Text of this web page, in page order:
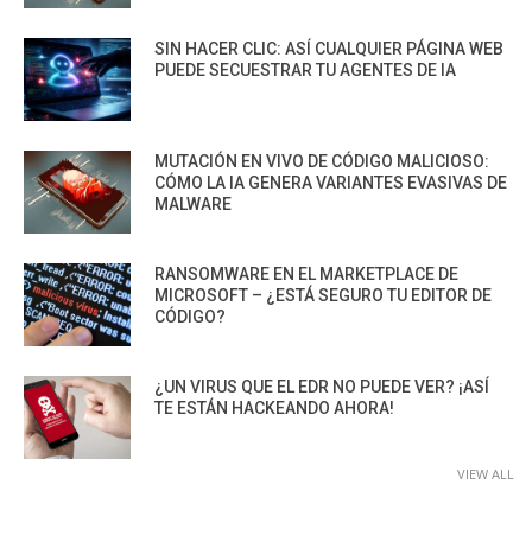
SIN HACER CLIC: ASÍ CUALQUIER PÁGINA WEB
PUEDE SECUESTRAR TU AGENTES DE IA
MUTACIÓN EN VIVO DE CÓDIGO MALICIOSO:
CÓMO LA IA GENERA VARIANTES EVASIVAS DE
MALWARE
RANSOMWARE EN EL MARKETPLACE DE
MICROSOFT – ¿ESTÁ SEGURO TU EDITOR DE
CÓDIGO?
¿UN VIRUS QUE EL EDR NO PUEDE VER? ¡ASÍ
TE ESTÁN HACKEANDO AHORA!
VIEW ALL